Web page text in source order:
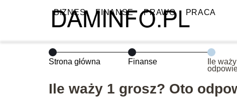
BIZNES FINANSE PRAWO PRACA
Strona główna Finanse
Ile
Ile waży 1 grosz? Oto